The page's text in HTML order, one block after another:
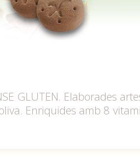
GLUTEN. Elaborades
Enriquides amb 8